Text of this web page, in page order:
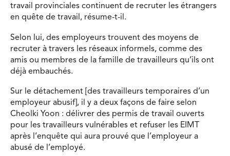
travail provinciales continuent de recruter les étrangers
en quête de travail, résume-t-il.
Selon lui, des employeurs trouvent des moyens de
recruter à travers les réseaux informels, comme des
amis ou membres de la famille de travailleurs qu’ils ont
déjà embauchés.
Sur le détachement [des travailleurs temporaires d’un
employeur abusif], il y a deux façons de faire selon
Cheolki Yoon : délivrer des permis de travail ouverts
pour les travailleurs vulnérables et refuser les EIMT
après l’enquête qui aura prouvé que l’employeur a
abusé de l’employé.